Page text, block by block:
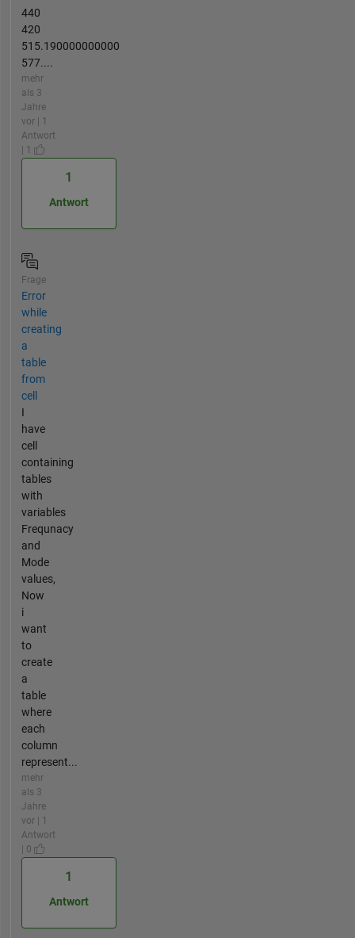
440
420
515.190000000000
577....
mehr
als 3
Jahre
vor | 1
Antwort
| 1
1
Antwort
Frage
Error
while
creating
a
table
from
cell
I
have
cell
containing
tables
with
variables
Frequnacy
and
Mode
values,
Now
i
want
to
create
a
table
where
each
column
represent...
mehr
als 3
Jahre
vor | 1
Antwort
| 0
1
Antwort